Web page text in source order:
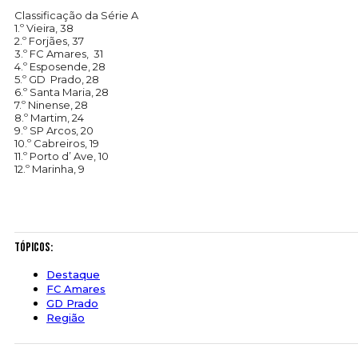
Classificação da Série A
1.º Vieira, 38
2.º Forjães, 37
3.º FC Amares, 31
4.º Esposende, 28
5.º GD Prado, 28
6.º Santa Maria, 28
7.º Ninense, 28
8.º Martim, 24
9.º SP Arcos, 20
10.º Cabreiros, 19
11.º Porto d’ Ave, 10
12.º Marinha, 9
Tópicos:
Destaque
FC Amares
GD Prado
Região